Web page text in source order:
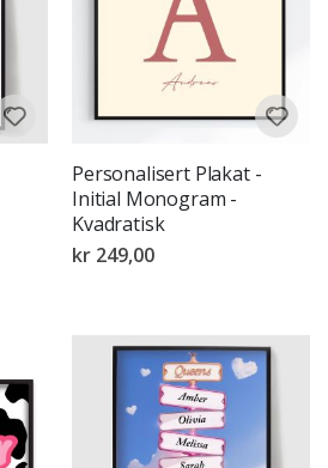
Personalisert Plakat -
Initial Monogram -
Kvadratisk
kr 249,00